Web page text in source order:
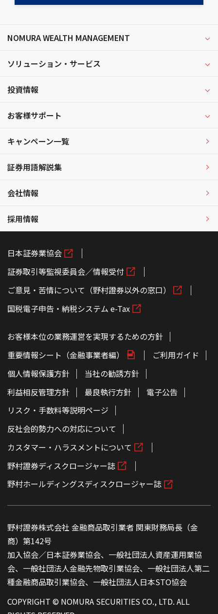
NOMURA WEALTH MANAGEMENT
ソリューション・サービス
投資情報
お客様サポート
キャンペーン一覧
証券用語解説集
会社情報
採用情報
日本証券業協会
証券取引等監視委員会／情報受付
ご意見・苦情について（野村證券以外の窓口）
国税電子申告・納税システム e-Tax
お客様本位の業務運営を実現するための方針
重要情報シート（金融事業者編）
ご利用ガイド
個人情報保護方針
当社の勧誘方針
利益相反管理方針
最良執行方針
電子公告
リスク・手数料等説明ページ
反社会的勢力への対応について
カスタマー・ハラスメントについて
野村證券ディスクロージャー誌
野村ホールディングスディスクロージャー誌
野村證券株式会社 金融商品取引業者 関東財務局長（金
商）第142号
加入協会／日本証券業協会、一般社団法人資産運用業協
会、一般社団法人金融先物取引業協会、一般社団法人第二
種金融商品取引業協会、一般社団法人日本STO協会
COPYRIGHT © NOMURA SECURITIES CO., LTD. ALL